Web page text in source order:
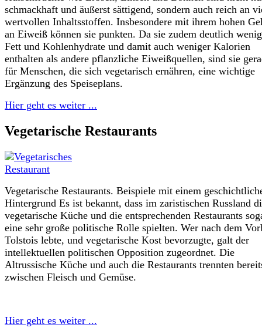
schmackhaft und äußerst sättigend, sondern auch reich an
wertvollen Inhaltsstoffen. Insbesondere mit ihrem hohen
an Eiweiß können sie punkten. Da sie zudem deutlich
Fett und Kohlenhydrate und damit auch weniger Kalorien
enthalten als andere pflanzliche Eiweißquellen, sind sie
für Menschen, die sich vegetarisch ernähren, eine wichtige
Ergänzung des Speiseplans.
Hier geht es weiter ...
Vegetarische Restaurants
Vegetarische Restaurants. Beispiele mit einem
Hintergrund Es ist bekannt, dass im zaristischen Russland
vegetarische Küche und die entsprechenden Restaurants
eine sehr große politische Rolle spielten. Wer nach dem
Tolstois lebte, und vegetarische Kost bevorzugte, galt der
intellektuellen politischen Opposition zugeordnet. Die
Altrussische Küche und auch die Restaurants trennten
zwischen Fleisch und Gemüse.
Hier geht es weiter ...